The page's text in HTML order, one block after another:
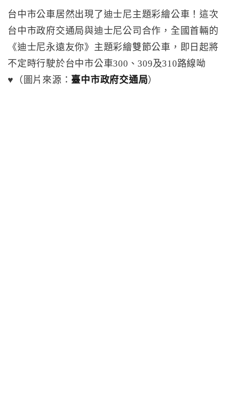
台中市公車居然出現了迪士尼主題彩繪公車！這次
台中市政府交通局與迪士尼公司合作，全國首輛的
《迪士尼永遠友你》主題彩繪雙節公車，即日起將
不定時行駛於台中市公車300、309及310路線呦
♥️（圖片來源： 臺中市政府交通局）